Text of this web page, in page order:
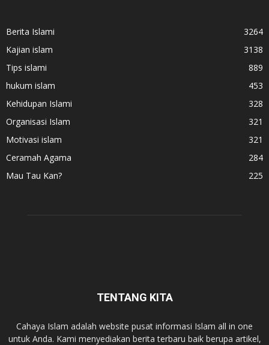
Berita Islami
3264
Kajian islam
3138
Tips islami
889
hukum islam
453
Kehidupan Islami
328
Organisasi Islam
321
Motivasi islam
321
Ceramah Agama
284
Mau Tau Kan?
225
TENTANG KITA
Cahaya Islam adalah website pusat informasi Islam all in one
untuk Anda. Kami menyediakan berita terbaru baik berupa artikel,